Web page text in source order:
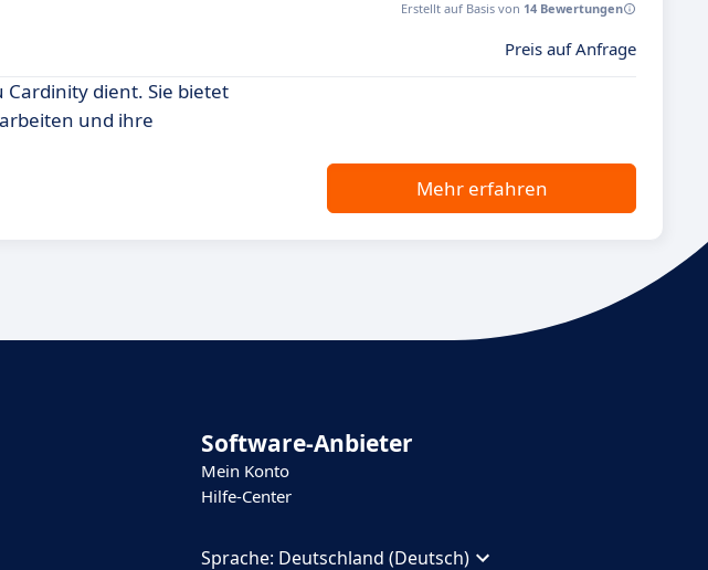
Erstellt auf Basis von 14 Bewertungen
Preis auf Anfrage
dient. Sie bietet
und ihre
Mehr erfahren
Software-Anbieter
Mein Konto
Hilfe-Center
Sprache: Deutschland (Deutsch)